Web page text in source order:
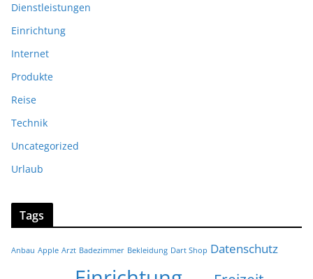
Dienstleistungen
Einrichtung
Internet
Produkte
Reise
Technik
Uncategorized
Urlaub
Tags
Anbau Apple Arzt Badezimmer Bekleidung Dart Shop Datenschutz